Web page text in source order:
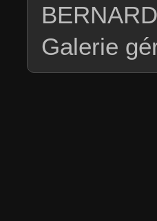
Galerie